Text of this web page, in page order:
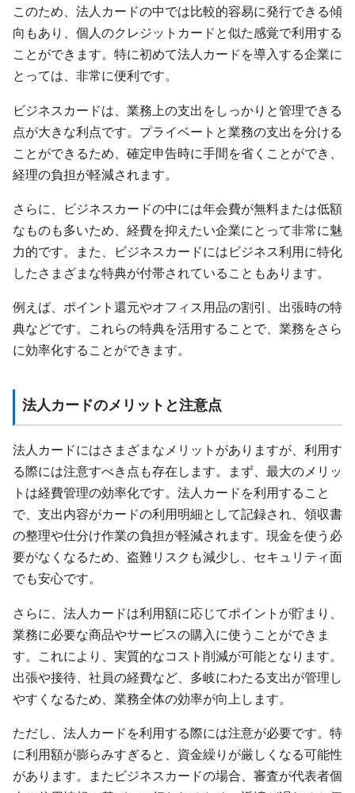
このため、法人カードの中では比較的容易に発行できる傾
向もあり、個人のクレジットカードと似た感覚で利用する
ことができます。特に初めて法人カードを導入する企業に
とっては、非常に便利です。
ビジネスカードは、業務上の支出をしっかりと管理できる
点が大きな利点です。プライベートと業務の支出を分ける
ことができるため、確定申告時に手間を省くことができ、
経理の負担が軽減されます。
さらに、ビジネスカードの中には年会費が無料または低額
なものも多いため、経費を抑えたい企業にとって非常に魅
力的です。また、ビジネスカードにはビジネス利用に特化
したさまざまな特典が付帯されていることもあります。
例えば、ポイント還元やオフィス用品の割引、出張時の特
典などです。これらの特典を活用することで、業務をさら
に効率化することができます。
法人カードのメリットと注意点
法人カードにはさまざまなメリットがありますが、利用す
る際には注意すべき点も存在します。まず、最大のメリッ
トは経費管理の効率化です。法人カードを利用すること
で、支出内容がカードの利用明細として記録され、領収書
の整理や仕分け作業の負担が軽減されます。現金を使う必
要がなくなるため、盗難リスクも減少し、セキュリティ面
でも安心です。
さらに、法人カードは利用額に応じてポイントが貯まり、
業務に必要な商品やサービスの購入に使うことができま
す。これにより、実質的なコスト削減が可能となります。
出張や接待、社員の経費など、多岐にわたる支出が管理し
やすくなるため、業務全体の効率が向上します。
ただし、法人カードを利用する際には注意が必要です。特
に利用額が膨らみすぎると、資金繰りが厳しくなる可能性
があります。またビジネスカードの場合、審査が代表者個